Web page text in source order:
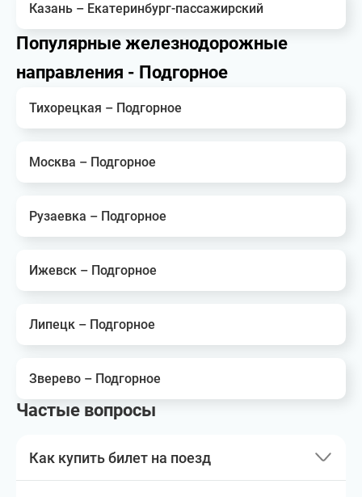
Казань – Екатеринбург-пассажирский
Популярные железнодорожные
направления - Подгорное
Тихорецкая – Подгорное
Москва – Подгорное
Рузаевка – Подгорное
Ижевск – Подгорное
Липецк – Подгорное
Зверево – Подгорное
Частые вопросы
Как купить билет на поезд